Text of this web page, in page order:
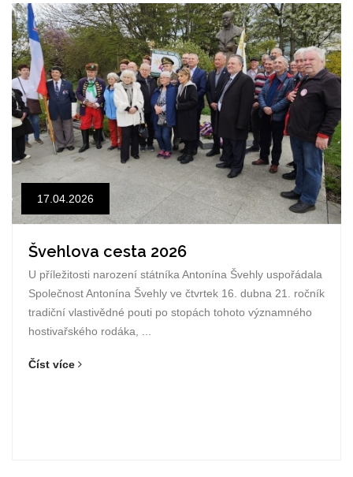
17.04.2026
Švehlova cesta 2026
U příležitosti narození státníka Antonína Švehly uspořádala
Společnost Antonína Švehly ve čtvrtek 16. dubna 21. ročník
tradiční vlastivědné pouti po stopách tohoto významného
hostivařského rodáka, ...
Číst více